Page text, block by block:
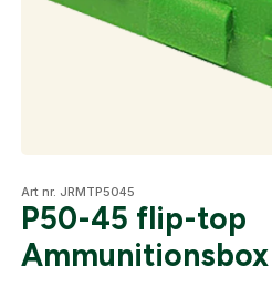
Måltavlor
Optik
Art nr. JRMTP5045
P50-45 flip-top
Skapa konto
Fyll i dina företags- eller